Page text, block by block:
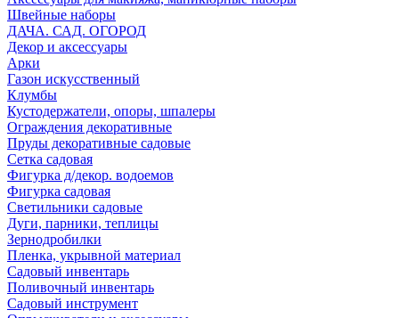
Швейные наборы
ДАЧА. САД. ОГОРОД
Декор и аксессуары
Арки
Газон искусственный
Клумбы
Кустодержатели, опоры, шпалеры
Ограждения декоративные
Пруды декоративные садовые
Сетка садовая
Фигурка д/декор. водоемов
Фигурка садовая
Светильники садовые
Дуги, парники, теплицы
Зернодробилки
Пленка, укрывной материал
Садовый инвентарь
Поливочный инвентарь
Садовый инструмент